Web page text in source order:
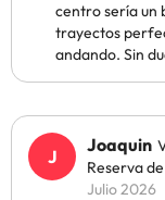
centro sería un
trayectos
andando. Sin
Joaquin
Reserva
Julio 2026